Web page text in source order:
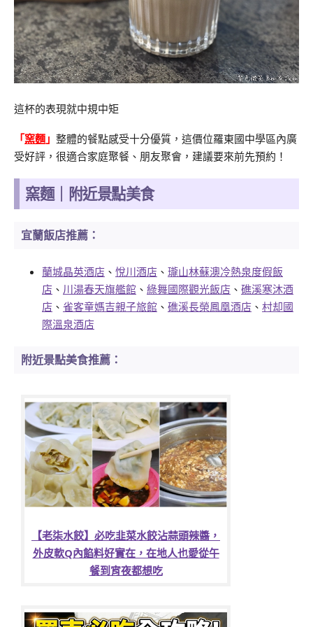
這杯的表現就中規中矩
「窯麵 」 整體的餐點感受十分優質，這價位羅東國中學區內廣
受好評，很適合家庭聚餐、朋友聚會，建議要來前先預約！
窯麵｜附近景點美食
宜蘭飯店推薦：
蘭城晶英酒店 、 悅川酒店 、 瓏山林蘇澳冷熱泉度假飯
店 、 川湯春天旗艦館 、 綠舞國際觀光飯店 、 礁溪寒沐酒
店 、 雀客童媽吉親子旅館 、 礁溪長榮鳳凰酒店 、 村却國
際溫泉酒店
附近景點美食推薦：
【老柒水餃】必吃韭菜水餃沾蒜頭辣醬，
外皮軟Q內餡料好實在，在地人也愛從午
餐到宵夜都想吃